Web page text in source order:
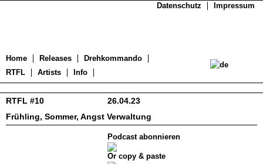
Datenschutz Impressum
Home Releases
Drehkommando
RTFL
Artists Info
26.04.23
RTFL #10
Frühling, Sommer, Angst Verwaltung
Podcast abonnieren
Or copy & paste